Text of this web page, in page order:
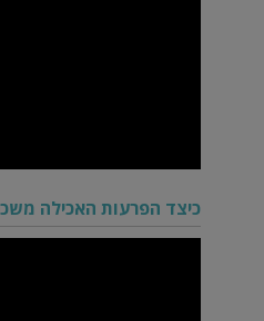
כיצד הפרעות האכילה